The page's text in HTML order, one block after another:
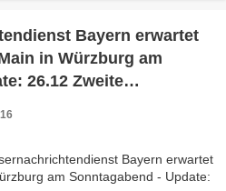
Bayern erwartet
26.12 Zweite